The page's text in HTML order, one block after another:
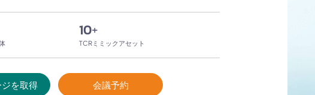
10+
TCRミミックアセット
を取得 会議予約